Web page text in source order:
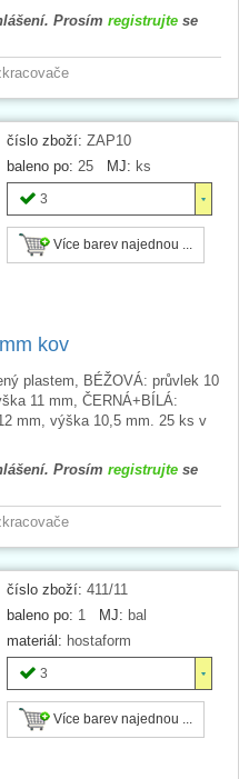
Prosím registrujte se
číslo zboží: ZAP10
baleno po: 25 MJ: ks
3
Více barev najednou ...
kov
plastem, BÉŽOVÁ: průvlek 10
11 mm, ČERNÁ+BÍLÁ:
mm, výška 10,5 mm. 25 ks v
Prosím registrujte se
číslo zboží: 411/11
baleno po: 1 MJ: bal
materiál: hostaform
3
Více barev najednou ...